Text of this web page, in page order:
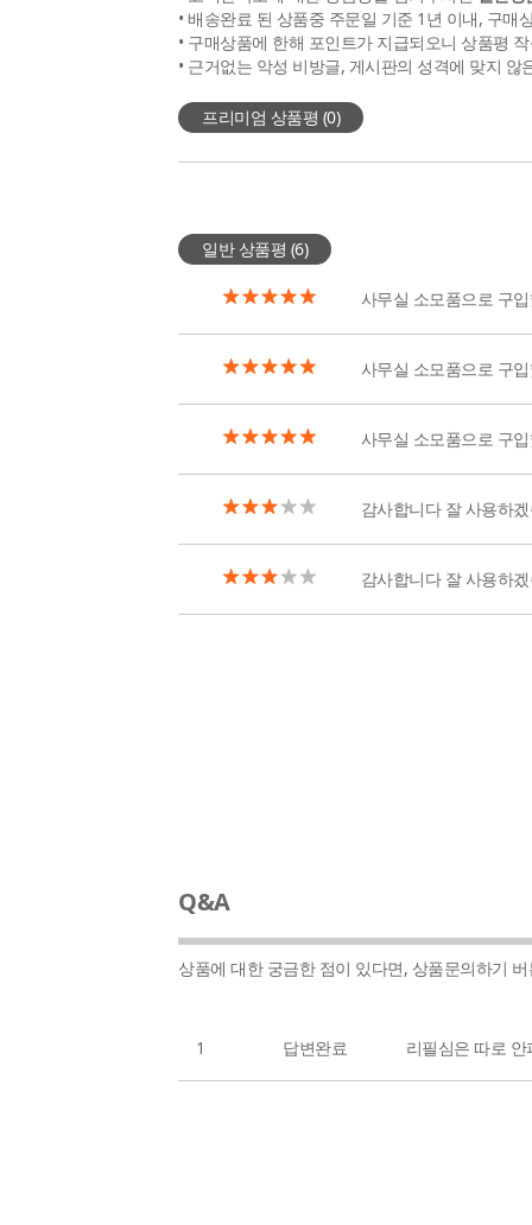
• 배송완료 된 상품중 주문일 기준 1년 이내, 구매
• 구매상품에 한해 포인트가 지급되오니 상품평
• 근거없는 악성 비방글, 게시판의 성격에 맞지
프리미엄 상품평 (0)
일반 상품평 (6)
사무실 소모품으로 구
사무실 소모품으로 구
사무실 소모품으로 구
감사합니다 잘 사용하
감사합니다 잘 사용하
Q&A
상품에 대한 궁금한 점이 있다면, 상품문의하기
1 답변완료 리필심은 따로 안